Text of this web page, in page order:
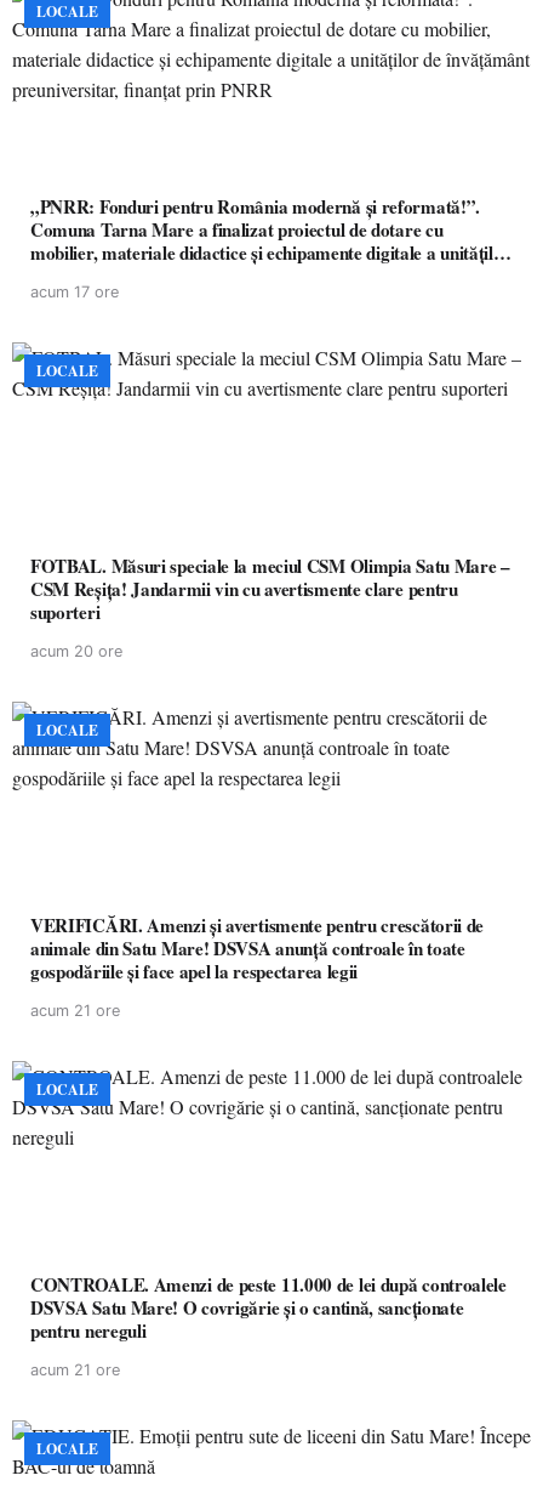
LOCALE
„PNRR: Fonduri pentru România modernă și reformată!”.
Comuna Tarna Mare a finalizat proiectul de dotare cu
mobilier, materiale didactice și echipamente digitale a unităților
acum 17 ore
LOCALE
FOTBAL. Măsuri speciale la meciul CSM Olimpia Satu Mare –
CSM Reșița! Jandarmii vin cu avertismente clare pentru
suporteri
acum 20 ore
LOCALE
VERIFICĂRI. Amenzi și avertismente pentru crescătorii de
animale din Satu Mare! DSVSA anunță controale în toate
gospodăriile și face apel la respectarea legii
acum 21 ore
LOCALE
CONTROALE. Amenzi de peste 11.000 de lei după controalele
DSVSA Satu Mare! O covrigărie și o cantină, sancționate
pentru nereguli
acum 21 ore
LOCALE